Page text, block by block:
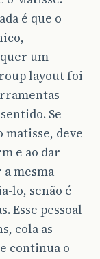
é que o
um
layout foi
Se
matisse, deve
e ao dar
mesma
lo, senão é
Esse pessoal
cola as
continua o